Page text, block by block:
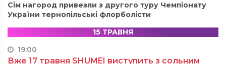
Сім нагород привезли з другого туру Чемпіонату
України тернопільські флорболісти
15 ТРАВНЯ
19:00
Вже 17 травня SHUMEI виступить з сольним